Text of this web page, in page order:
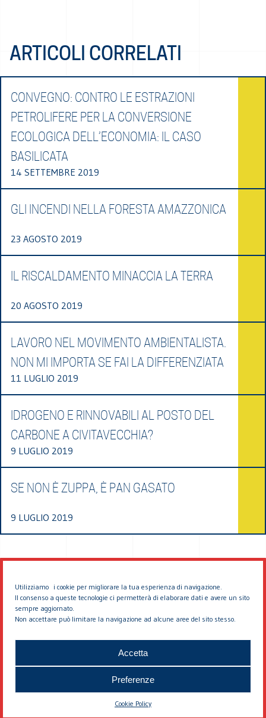
Utilizziamo i cookie per migliorare la tua esperienza di navigazione.
Il consenso a queste tecnologie ci permetterà di elaborare dati e avere un sito
sempre aggiornato.
Non accettare può limitare la navigazione ad alcune aree del sito stesso.
Accetta
Preferenze
Cookie Policy
ARTICOLI CORRELATI
CONVEGNO: CONTRO LE ESTRAZIONI
PETROLIFERE PER LA CONVERSIONE
ECOLOGICA DELL’ECONOMIA: IL CASO
BASILICATA
14 SETTEMBRE 2019
GLI INCENDI NELLA FORESTA AMAZZONICA
23 AGOSTO 2019
IL RISCALDAMENTO MINACCIA LA TERRA
20 AGOSTO 2019
LAVORO NEL MOVIMENTO AMBIENTALISTA.
NON MI IMPORTA SE FAI LA DIFFERENZIATA
11 LUGLIO 2019
IDROGENO E RINNOVABILI AL POSTO DEL
CARBONE A CIVITAVECCHIA?
9 LUGLIO 2019
SE NON È ZUPPA, È PAN GASATO
9 LUGLIO 2019
© 2026 EDDYBURG